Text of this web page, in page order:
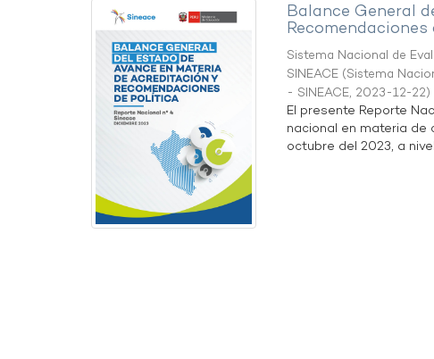
Balance General
Sistema Nacional de
SINEACE (Sistema
- SINEACE, 2023-12-22)
El presente Reporte
nacional en materia de
octubre del 2023, a